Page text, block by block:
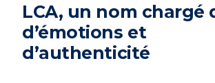
LCA, un nom chargé
d’émotions et
d’authenticité